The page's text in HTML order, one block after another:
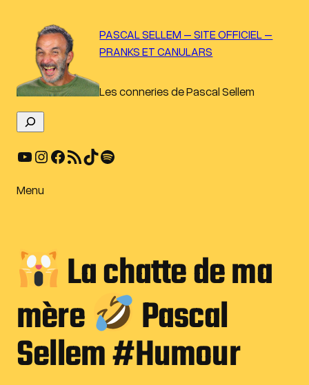
contenu
PASCAL SELLEM – SITE OFFICIEL –
PRANKS ET CANULARS
Les conneries de Pascal Sellem
e
c
e
e
YouTube Instagram Facebook Flux RSS TikTok Spotify
Menu
La chatte de ma
mère Pascal
Sellem #Humour